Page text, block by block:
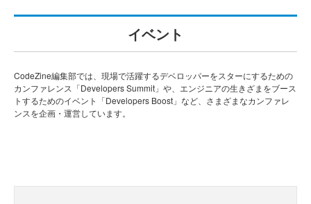
イベント
CodeZine編集部では、現場で活躍するデベロッパーをスターにするための
カンファレンス「Developers Summit」や、エンジニアの生きざまをブース
トするためのイベント「Developers Boost」など、さまざまなカンファレ
ンスを企画・運営しています。